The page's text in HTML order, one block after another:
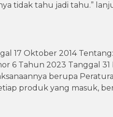
tidak tahu jadi tahu.”
17 Oktober 2014
6 Tahun 2023 Tanggal 31
berupa
produk yang masuk,